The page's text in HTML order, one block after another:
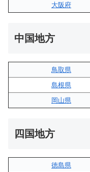
大阪府
中国地方
鳥取県
島根県
岡山県
四国地方
徳島県